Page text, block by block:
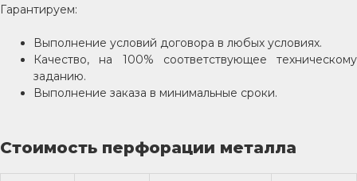
Гарантируем:
Выполнение условий договора в любых условиях.
Качество, на 100% соответствующее техническому
заданию.
Выполнение заказа в минимальные сроки.
Стоимость перфорации металла